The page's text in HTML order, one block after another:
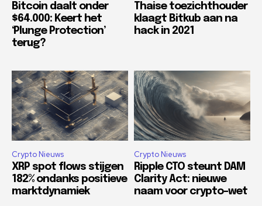
Bitcoin daalt onder
$64.000: Keert het
‘Plunge Protection’
terug?
Thaise toezichthouder
klaagt Bitkub aan na
hack in 2021
Crypto Nieuws
XRP spot flows stijgen
182% ondanks positieve
marktdynamiek
Crypto Nieuws
Ripple CTO steunt DAM
Clarity Act: nieuwe
naam voor crypto-wet